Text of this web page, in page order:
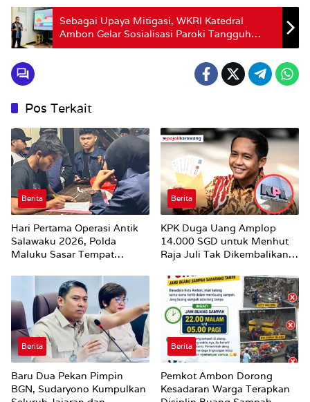
Sebagai Upaya Mitigasi, WKRI Katedral
Ambon Gelar Sosialisasi Paroki Tangguh
Bencana
Pos Terkait
Berita
Hari Pertama Operasi Antik
Salawaku 2026, Polda
Maluku Sasar Tempat
Berita
KPK Duga Uang Amplop
14.000 SGD untuk Menhut
Raja Juli Tak Dikembalikan
Berita
Baru Dua Pekan Pimpin
BGN, Sudaryono Kumpulkan
Berita
Pemkot Ambon Dorong
Kesadaran Warga Terapkan